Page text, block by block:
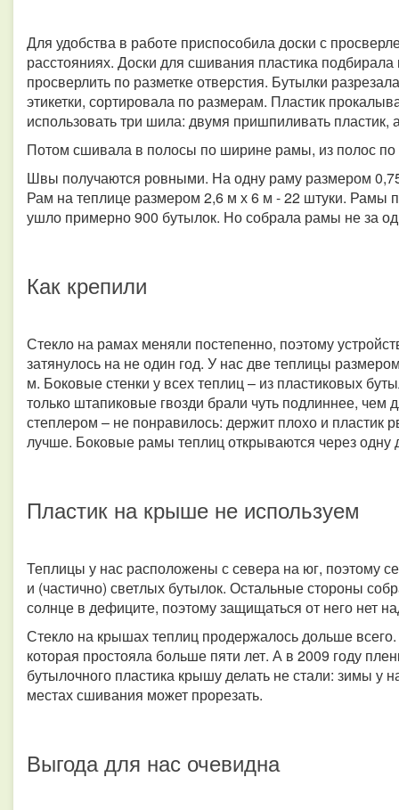
Для удобства в работе приспособила доски с
расстояниях. Доски для сшивания пластика
просверлить по разметке отверстия. Бутылки
этикетки, сортировала по размерам. Пластик
использовать три шила: двумя пришпиливать пластик,
Потом сшивала в полосы по ширине рамы, из полос
Швы получаются ровными. На одну раму размером
Рам на теплице размером 2,6 м х 6 м - 22 штуки. Рамы
ушло примерно 900 бутылок. Но собрала рамы не за
Как крепили
Стекло на рамах меняли постепенно, поэтому
затянулось на не один год. У нас две теплицы
м. Боковые стенки у всех теплиц – из пластиковых
только штапиковые гвозди брали чуть подлиннее, чем
степлером – не понравилось: держит плохо и пластик
лучше. Боковые рамы теплиц открываются через одну
Пластик на крыше не используем
Теплицы у нас расположены с севера на юг, поэтому
и (частично) светлых бутылок. Остальные стороны
солнце в дефиците, поэтому защищаться от него нет
Стекло на крышах теплиц продержалось дольше
которая простояла больше пяти лет. А в 2009 году
бутылочного пластика крышу делать не стали: зимы у
местах сшивания может прорезать.
Выгода для нас очевидна